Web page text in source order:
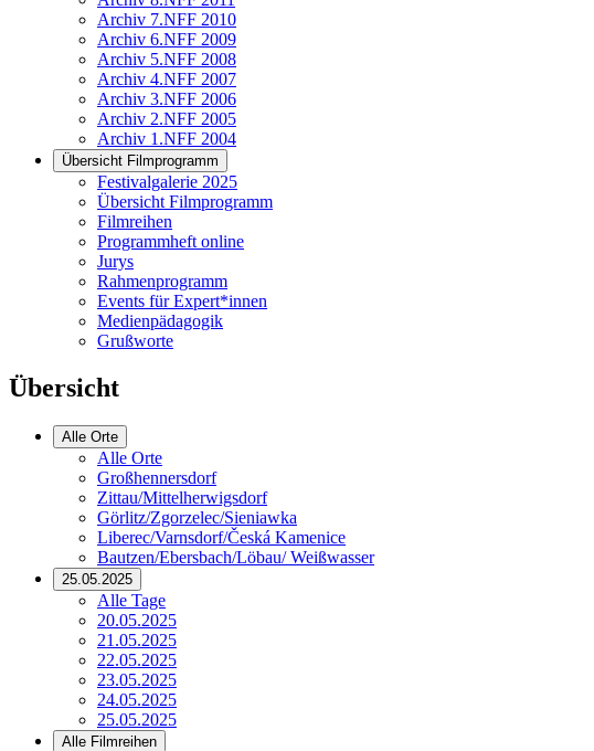
Archiv 7.NFF 2010
Archiv 6.NFF 2009
Archiv 5.NFF 2008
Archiv 4.NFF 2007
Archiv 3.NFF 2006
Archiv 2.NFF 2005
Archiv 1.NFF 2004
Übersicht Filmprogramm
Festivalgalerie 2025
Übersicht Filmprogramm
Filmreihen
Programmheft online
Jurys
Rahmenprogramm
Events für Expert*innen
Medienpädagogik
Grußworte
Übersicht
Alle Orte
Alle Orte
Großhennersdorf
Zittau/Mittelherwigsdorf
Görlitz/Zgorzelec/Sieniawka
Liberec/Varnsdorf/Česká Kamenice
Bautzen/Ebersbach/Löbau/ Weißwasser
25.05.2025
Alle Tage
20.05.2025
21.05.2025
22.05.2025
23.05.2025
24.05.2025
25.05.2025
Alle Filmreihen